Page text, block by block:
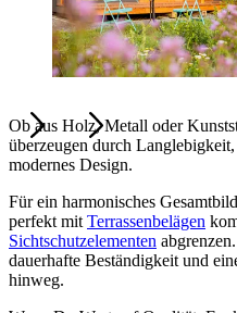
Ob aus Holz, Metall oder
überzeugen durch
modernes Design.
Für ein harmonisches
perfekt mit Terrassenbelägen
Sichtschutzelementen
dauerhafte Beständigkeit und
hinweg.